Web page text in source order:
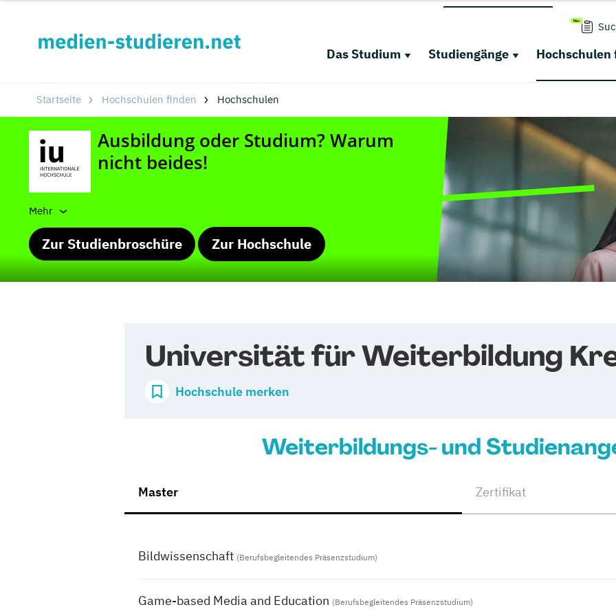
Das Studium Studiengänge Hochschulen
Startseite Hochschulen finden Hochschulen
Mehr
Zur Studienbroschüre Zur Hochschule
Universität für Weiterbildung
Hochschule merken
Weiterbildungs- und
Master Zertifikat
Bildwissenschaft (Berufsbegleitendes Präsenzstudium)
Game-based Media and Education (Berufsbegleitendes Präsenzstudium)